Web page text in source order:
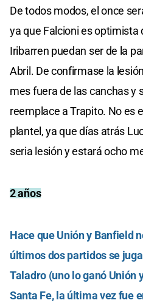
De todos modos, el once
ya que Falcioni es optimista
Iribarren puedan ser de la
Abril. De confirmase la
mes fuera de las canchas y
reemplace a Trapito. No es
plantel, ya que días atrás
seria lesión y estará ocho
2 años
Hace que Unión y Banfield
últimos dos partidos se
Taladro (uno lo ganó Unión
Santa Fe, la última vez fue